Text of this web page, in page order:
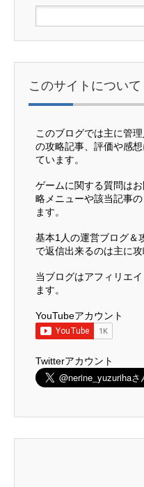
このサイトについて
このブログでは主に管
の攻略記事、評価や感
ています。
ゲームに関する質問は
略メニューや該当記事
ます。
基本1人の運営ブログ＆
で返信出来るのは主に
当ブログはアフィリエ
ます。
YouTubeアカウント
Twitterアカウント